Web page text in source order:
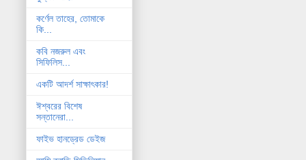
কর্ণেল তাহের, তোমাকে
কি...
কবি নজরুল এবং
সিফিলিস...
একটি আদর্শ সাক্ষাৎকার!
ঈশ্বরের বিশেষ
সন্তানেরা...
ফাইভ হানড্রেড ডেইজ